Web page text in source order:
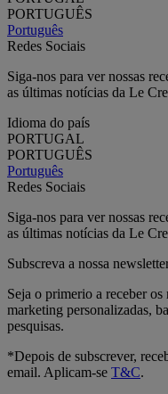
PORTUGUÊS
Português
Redes Sociais
Siga-nos para ver nossas
as últimas notícias da Le
Idioma do país
PORTUGAL
PORTUGUÊS
Português
Redes Sociais
Siga-nos para ver nossas
as últimas notícias da Le
Subscreva a nossa
Seja o primerio a receber os
marketing personalizadas,
pesquisas.
*Depois de subscrever,
email. Aplicam-se T&C.